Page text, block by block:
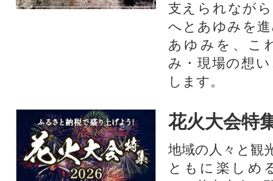
支えられなが
へとあゆみを
あゆみを、こ
み・現場の想
します。
花火大会特
地域の人々と観
ともに楽しめ